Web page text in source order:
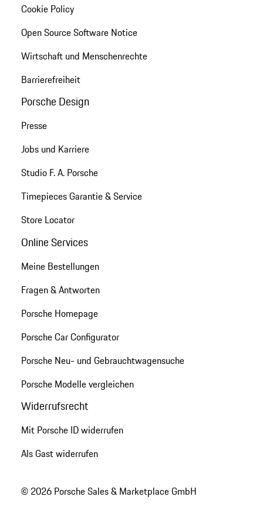
Cookie Policy
Open Source Software Notice
Wirtschaft und Menschenrechte
Barrierefreiheit
Porsche Design
Presse
Jobs und Karriere
Studio F. A. Porsche
Timepieces Garantie & Service
Store Locator
Online Services
Meine Bestellungen
Fragen & Antworten
Porsche Homepage
Porsche Car Configurator
Porsche Neu- und Gebrauchtwagensuche
Porsche Modelle vergleichen
Widerrufsrecht
Mit Porsche ID widerrufen
Als Gast widerrufen
© 2026 Porsche Sales & Marketplace GmbH